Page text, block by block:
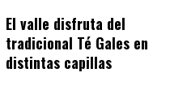
El valle disfruta del
tradicional Té Gales en
distintas capillas